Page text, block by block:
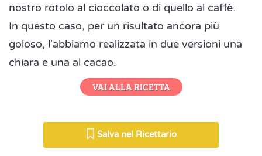
nostro rotolo al cioccolato o di quello al caffè.
In questo caso, per un risultato ancora più
goloso, l'abbiamo realizzata in due versioni una
chiara e una al cacao.
VAI ALLA RICETTA
Salva nel Ricettario